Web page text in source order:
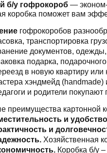
б/у гофрокороб —
коробка поможет вам
гофрокоробов
транспортировка
документов,
подарка,
в новую квартиру
хэндмейд (handmade)
и родители
преимущества картонной
и
и
Хозяйственная
Коробка б/у